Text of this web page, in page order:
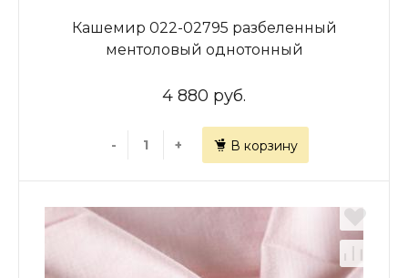
Кашемир 022-02795 разбеленный
ментоловый однотонный
4 880 руб.
- + В корзину